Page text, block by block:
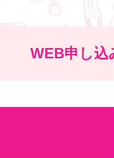
WEB申し込